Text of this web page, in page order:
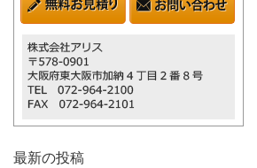
最新の投稿